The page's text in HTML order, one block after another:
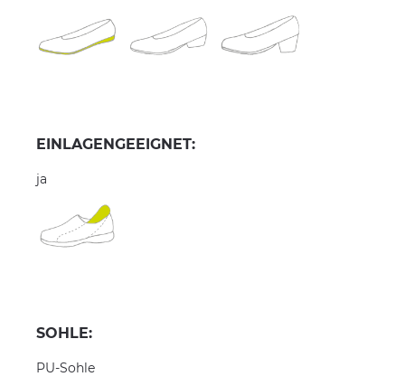
EINLAGENGEEIGNET:
ja
SOHLE:
PU-Sohle